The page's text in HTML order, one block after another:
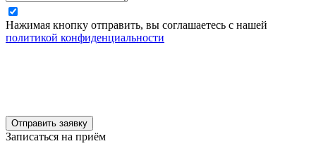
Нажимая кнопку отправить, вы соглашаетесь с нашей
политикой конфиденциальности
Отправить заявку
Записаться на приём